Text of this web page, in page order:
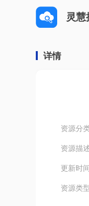
灵慧
详情
资源分
资源描
更新时
资源类